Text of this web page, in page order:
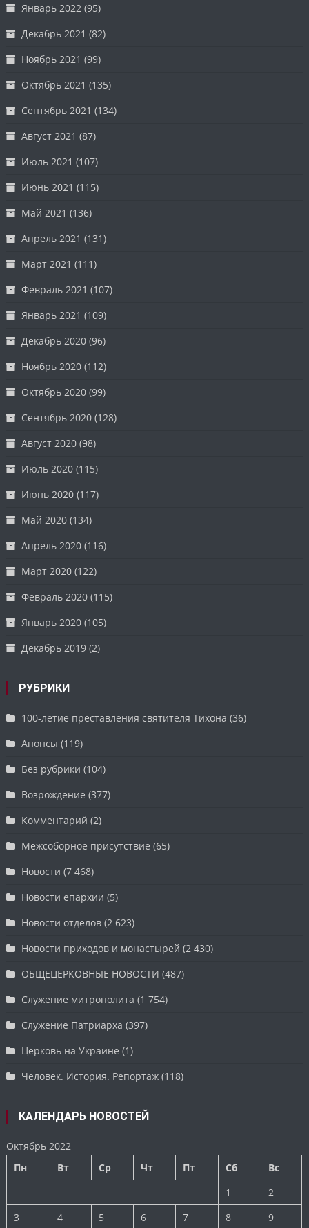
Январь 2022 (95)
Декабрь 2021 (82)
Ноябрь 2021 (99)
Октябрь 2021 (135)
Сентябрь 2021 (134)
Август 2021 (87)
Июль 2021 (107)
Июнь 2021 (115)
Май 2021 (136)
Апрель 2021 (131)
Март 2021 (111)
Февраль 2021 (107)
Январь 2021 (109)
Декабрь 2020 (96)
Ноябрь 2020 (112)
Октябрь 2020 (99)
Сентябрь 2020 (128)
Август 2020 (98)
Июль 2020 (115)
Июнь 2020 (117)
Май 2020 (134)
Апрель 2020 (116)
Март 2020 (122)
Февраль 2020 (115)
Январь 2020 (105)
Декабрь 2019 (2)
РУБРИКИ
100-летие преставления святителя Тихона (36)
Анонсы (119)
Без рубрики (104)
Возрождение (377)
Комментарий (2)
Межсоборное присутствие (65)
Новости (7 468)
Новости епархии (5)
Новости отделов (2 623)
Новости приходов и монастырей (2 430)
ОБЩЕЦЕРКОВНЫЕ НОВОСТИ (487)
Служение митрополита (1 754)
Служение Патриарха (397)
Церковь на Украине (1)
Человек. История. Репортаж (118)
КАЛЕНДАРЬ НОВОСТЕЙ
Октябрь 2022
Пн
Вт Ср Чт Пт Сб
Вс
1
2
3
4 5 6 7 8 9